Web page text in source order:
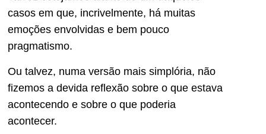
casos em que, incrivelmente, há muitas
emoções envolvidas e bem pouco
pragmatismo.
Ou talvez, numa versão mais simplória, não
fizemos a devida reflexão sobre o que estava
acontecendo e sobre o que poderia
acontecer.